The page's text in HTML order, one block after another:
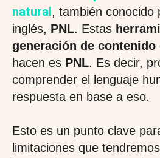
natural, también conocido
inglés, PNL. Estas
generación de contenido
hacen es PNL. Es decir,
comprender el lenguaje
respuesta en base a eso.
Esto es un punto clave
limitaciones que